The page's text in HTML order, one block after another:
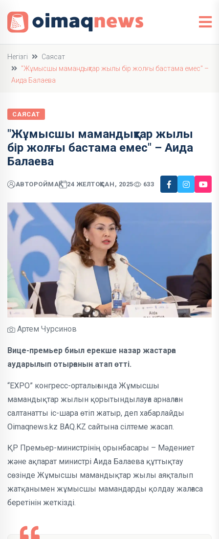
Негізгі
Саясат
"Жұмысшы мамандықтар жылы бір жолғы бастама емес" –
Аида Балаева
САЯСАТ
"Жұмысшы мамандықтар жылы
бір жолғы бастама емес" – Аида
Балаева
АВТОРОЙМАҚ 24 ЖЕЛТОҚСАН, 2025 633
Артем Чурсинов
Вице-премьер биыл ерекше назар жастарға
аударылып отырғанын атап өтті.
“ЕХРО” конгресс-орталығында Жұмысшы
мамандықтар жылын қорытындылауға арналған
салтанатты іс-шара өтіп жатыр, деп хабарлайды
Oimaqnews.kz BAQ.KZ сайтына сілтеме жасап.
ҚР Премьер-министрінің орынбасары – Мәдениет
және ақпарат министрі Аида Балаева құттықтау
сөзінде Жұмысшы мамандықтар жылы аяқталып
жатқанымен жұмысшы мамандарды қолдау жалғаса
беретінін жеткізді.